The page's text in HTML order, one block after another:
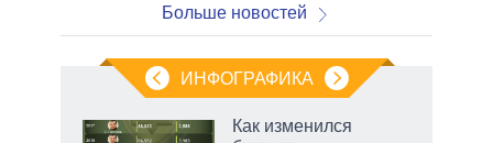
Больше новостей
ИНФОГРАФИКА
Как изменился